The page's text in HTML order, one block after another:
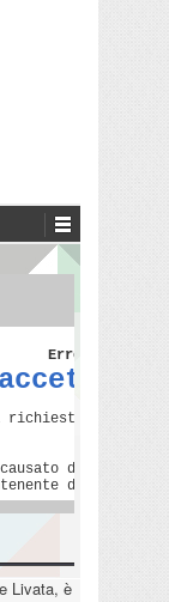
Livata, è